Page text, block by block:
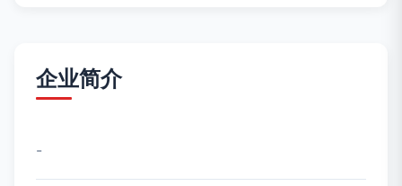
企业简介
-